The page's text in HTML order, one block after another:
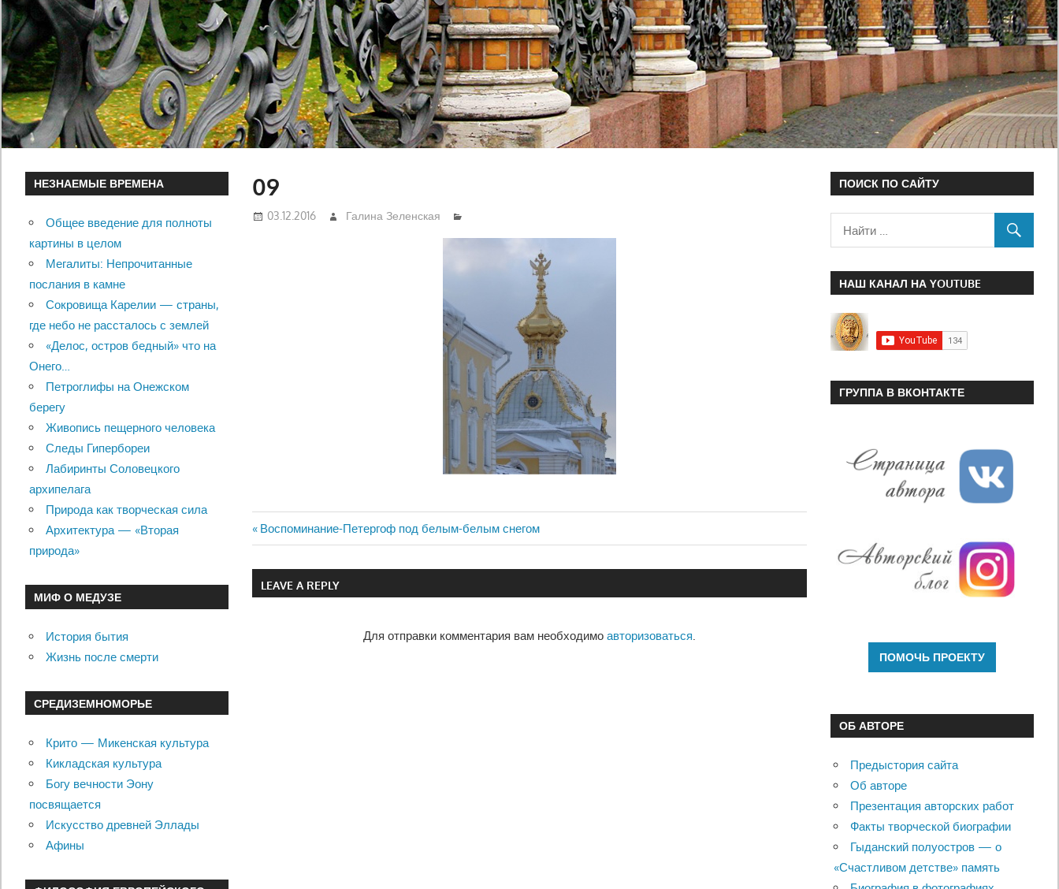
09
03.12.2016 Галина Зеленская
Навигация
по
Previous
Post:
Воспоминание-Петергоф под белым-белым снегом
LEAVE A REPLY
Для отправки комментария вам необходимо авторизоваться.
НЕЗНАЕМЫЕ ВРЕМЕНА
Общее введение для полноты
картины в целом
Мегалиты: Непрочитанные
послания в камне
Сокровища Карелии — страны,
где небо не рассталось с землей
«Делос, остров бедный» что на
Онего…
Петроглифы на Онежском
берегу
Живопись пещерного человека
Следы Гипербореи
Лабиринты Соловецкого
архипелага
Природа как творческая сила
Архитектура — «Вторая
природа»
МИФ О МЕДУЗЕ
История бытия
Жизнь после смерти
СРЕДИЗЕМНОМОРЬЕ
Крито — Микенская культура
Кикладская культура
Богу вечности Эону
посвящается
Искусство древней Эллады
Афины
ПОИСК ПО САЙТУ
НАШ КАНАЛ НА YOUTUBE
ГРУППА В ВКОНТАКТЕ
ОБ АВТОРЕ
Предыстория сайта
Об авторе
Презентация авторских работ
Факты творческой биографии
Гыданский полуостров — о
«Счастливом детстве» память